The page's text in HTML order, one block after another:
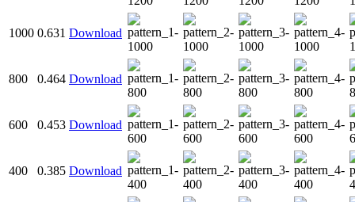
1000 0.631 Download
800 0.464 Download
600 0.453 Download
400 0.385 Download